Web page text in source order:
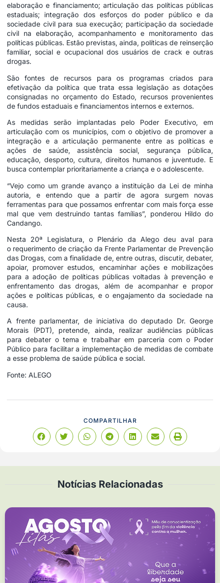
elaboração e financiamento; articulação das políticas públicas
estaduais; integração dos esforços do poder público e da
sociedade civil para sua execução; participação da sociedade
civil na elaboração, acompanhamento e monitoramento das
políticas públicas. Estão previstas, ainda, políticas de reinserção
familiar, social e ocupacional dos usuários de crack e outras
drogas.
São fontes de recursos para os programas criados para
efetivação da política que trata essa legislação as dotações
consignadas no orçamento do Estado, recursos provenientes
de fundos estaduais e financiamentos internos e externos.
As medidas serão implantadas pelo Poder Executivo, em
articulação com os municípios, com o objetivo de promover a
integração e a articulação permanente entre as políticas e
ações de saúde, assistência social, segurança pública,
educação, desporto, cultura, direitos humanos e juventude. E
busca contemplar prioritariamente a criança e o adolescente.
“Vejo como um grande avanço a instituição da Lei de minha
autoria, e entendo que a partir de agora surgem novas
ferramentas para que possamos enfrentar com mais força esse
mal que vem destruindo tantas famílias”, ponderou Hildo do
Candango.
Nesta 20ª Legislatura, o Plenário da Alego deu aval para
o requerimento de criação da Frente Parlamentar de Prevenção
das Drogas, com a finalidade de, entre outras, discutir, debater,
apoiar, promover estudos, encaminhar ações e mobilizações
para a adoção de políticas públicas voltadas à prevenção e
enfrentamento das drogas, além de acompanhar e propor
ações e políticas públicas, e o engajamento da sociedade na
causa.
A frente parlamentar, de iniciativa do deputado Dr. George
Morais (PDT), pretende, ainda, realizar audiências públicas
para debater o tema e trabalhar em parceria com o Poder
Público para facilitar a implementação de medidas de combate
a esse problema de saúde pública e social.
Fonte: ALEGO
COMPARTILHAR
Notícias Relacionadas